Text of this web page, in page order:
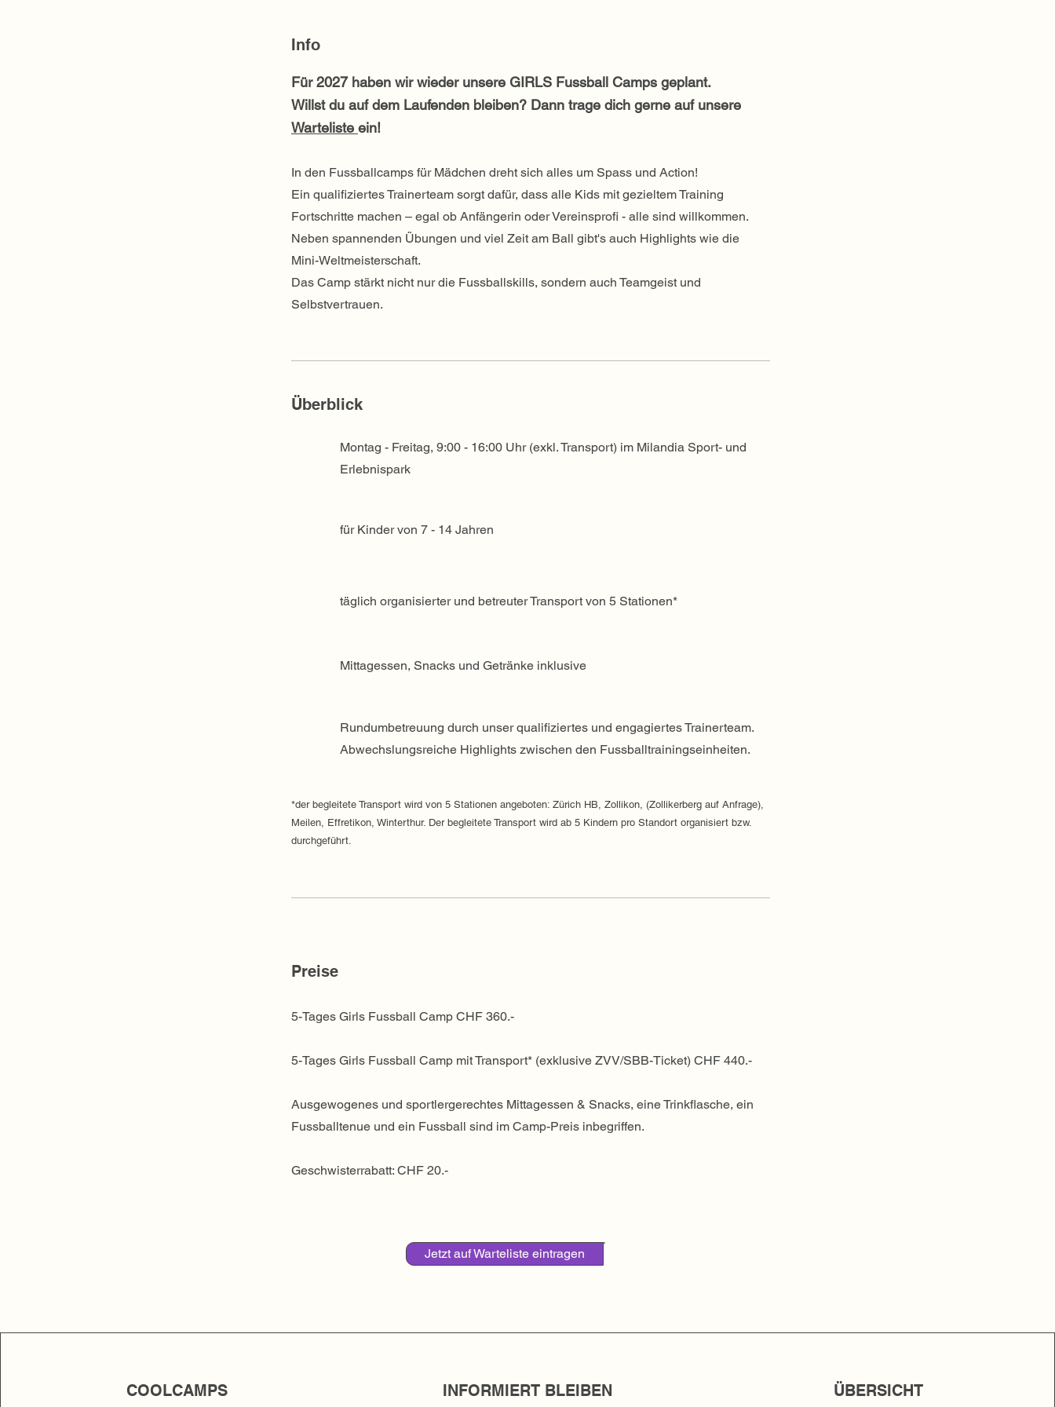
Info
Für 2027 haben wir wieder unsere GIRLS Fussball Camps geplant.
Willst du auf dem Laufenden bleiben? Dann trage dich gerne auf unsere
Warteliste ein!
In den Fussballcamps für Mädchen dreht sich alles um Spass und Action!
Ein qualifiziertes Trainerteam sorgt dafür, dass alle Kids mit gezieltem Training
Fortschritte machen – egal ob Anfängerin oder Vereinsprofi - alle sind willkommen.
Neben spannenden Übungen und viel Zeit am Ball gibt's auch Highlights wie die
Mini-Weltmeisterschaft.
Das Camp stärkt nicht nur die Fussballskills, sondern auch Teamgeist und
Selbstvertrauen.
Überblick
Montag - Freitag, 9:00 - 16:00 Uhr (exkl. Transport) im Milandia Sport- und
Erlebnispark
für Kinder von 7 - 14 Jahren
täglich organisierter und betreuter Transport von 5 Stationen*
Mittagessen, Snacks und Getränke inklusive
Rundumbetreuung durch unser qualifiziertes und engagiertes Trainerteam.
Abwechslungsreiche Highlights zwischen den Fussballtrainingseinheiten.
*der begleitete Transport wird von 5 Stationen angeboten: Zürich HB, Zollikon, (Zollikerberg auf Anfrage),
Meilen, Effretikon, Winterthur. Der begleitete Transport wird ab 5 Kindern pro Standort organisiert bzw.
durchgeführt.
Preise
5-Tages Girls Fussball Camp CHF 360.-
5-Tages Girls Fussball Camp mit Transport* (exklusive ZVV/SBB-Ticket) CHF 440.-
Ausgewogenes und sportlergerechtes Mittagessen & Snacks, eine Trinkflasche, ein
Fussballtenue und ein Fussball sind im Camp-Preis inbegriffen.
Geschwisterrabatt: CHF 20.-
Jetzt auf Warteliste eintragen
COOLCAMPS INFORMIERT BLEIBEN ÜBERSICHT